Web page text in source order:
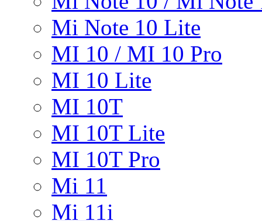
Mi Note 10 Lite
MI 10 / MI 10 Pro
MI 10 Lite
MI 10T
MI 10T Lite
MI 10T Pro
Mi 11
Mi 11i